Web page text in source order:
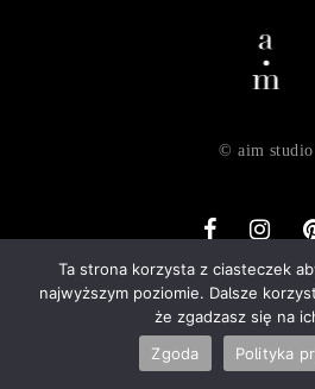
Ta strona korzysta z ciasteczek
najwyższym poziomie. Dalsze
że zgadzasz się na
Zgoda
Polityka
© aim studio
o nas dostawa zwroty regulamin
kontakt